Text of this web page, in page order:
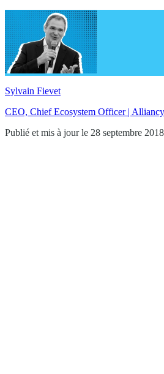
Sylvain Fievet
CEO, Chief Ecosystem Officer | Alliancy
Publié et mis à jour le 28 septembre 2018